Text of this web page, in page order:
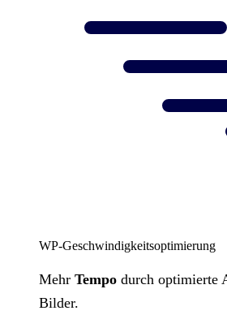
WP-Geschwindigkeitsoptimierung
Mehr Tempo durch optimierte
Bilder.